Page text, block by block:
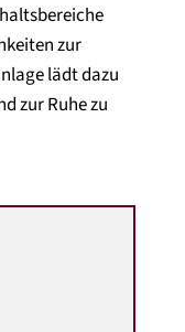
zur
lädt dazu
zur Ruhe zu